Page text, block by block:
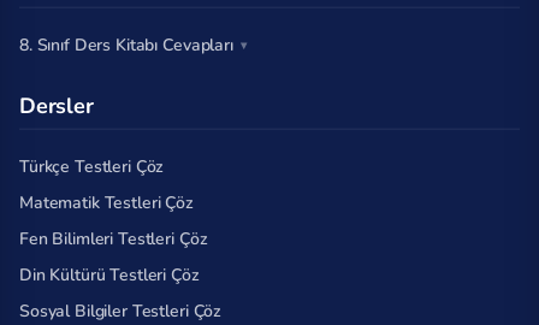
8. Sınıf Ders Kitabı Cevapları
Dersler
Türkçe Testleri Çöz
Matematik Testleri Çöz
Fen Bilimleri Testleri Çöz
Din Kültürü Testleri Çöz
Sosyal Bilgiler Testleri Çöz